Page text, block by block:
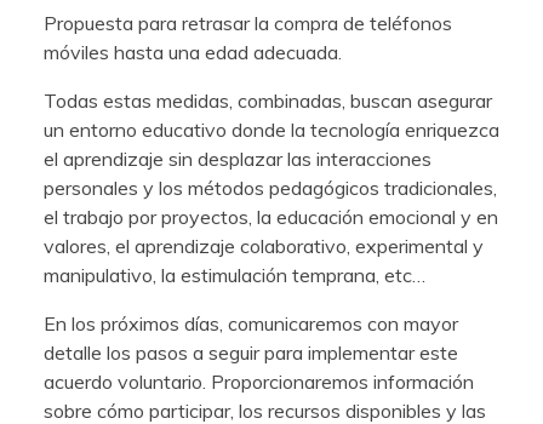
Propuesta para retrasar la compra de teléfonos
móviles hasta una edad adecuada.
Todas estas medidas, combinadas, buscan asegurar
un entorno educativo donde la tecnología enriquezca
el aprendizaje sin desplazar las interacciones
personales y los métodos pedagógicos tradicionales,
el trabajo por proyectos, la educación emocional y en
valores, el aprendizaje colaborativo, experimental y
manipulativo, la estimulación temprana, etc…
En los próximos días, comunicaremos con mayor
detalle los pasos a seguir para implementar este
acuerdo voluntario. Proporcionaremos información
sobre cómo participar, los recursos disponibles y las